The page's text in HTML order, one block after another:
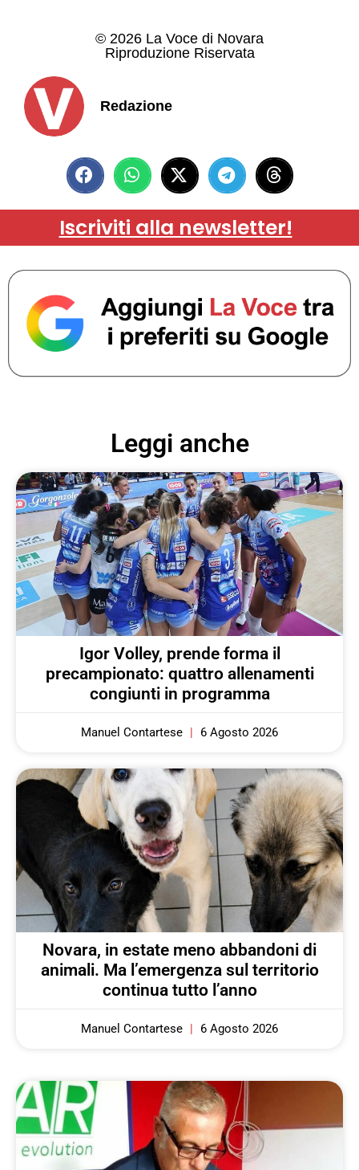
© 2026 La Voce di Novara
Riproduzione Riservata
Redazione
Iscriviti alla newsletter!
Leggi anche
Igor Volley, prende forma il
precampionato: quattro allenamenti
congiunti in programma
Manuel Contartese 6 Agosto 2026
Novara, in estate meno abbandoni di
animali. Ma l’emergenza sul territorio
continua tutto l’anno
Manuel Contartese 6 Agosto 2026